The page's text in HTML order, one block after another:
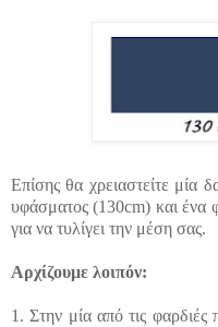
Επίσης θα χρειαστείτε μία
υφάσματος (130cm) και ένα
για να τυλίγει την μέση σας.
Αρχίζουμε λοιπόν:
1. Στην μία από τις